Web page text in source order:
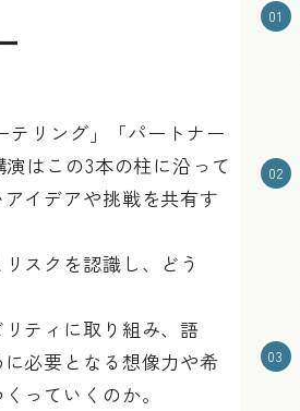
テリング」「パートナー
はこの3本の柱に沿って
イデアや挑戦を共有す
スクを認識し、どう
ティに取り組み、語
必要となる想像力や希
っていくのか。
01
02
03